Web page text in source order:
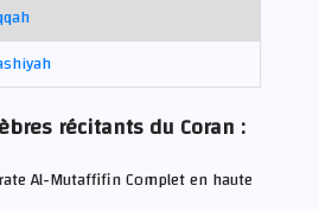
récitants du Coran :
Al-Mutaffifin Complet en haute